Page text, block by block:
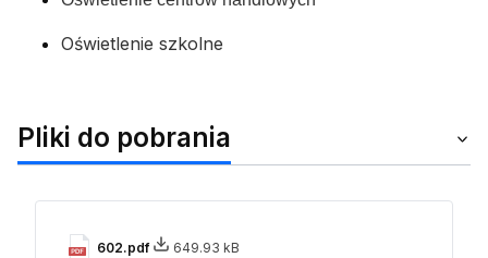
Oświetlenie szkolne
Pliki do pobrania
602.pdf 649.93 kB